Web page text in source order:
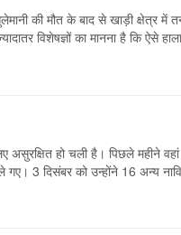
की मौत के बाद से खाड़ी क्षेत्र में
विशेषज्ञों का मानना है कि ऐसे
असुरक्षित हो चली है। पिछले महीने
3 दिसंबर को उन्होंने 16 अन्य